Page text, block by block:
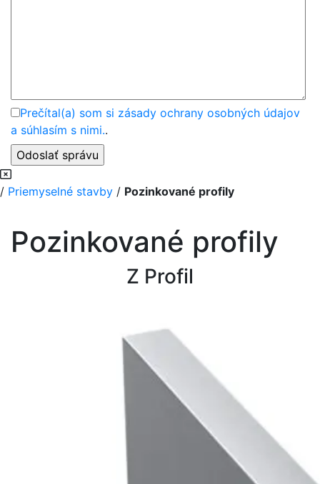
Prečítal(a) som si zásady ochrany osobných údajov
a súhlasím s nimi..
/ Priemyselné stavby / Pozinkované profily
Pozinkované profily
Z Profil